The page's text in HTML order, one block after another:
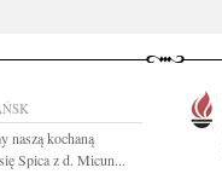
naszą kochaną
Spica z d. Micun...